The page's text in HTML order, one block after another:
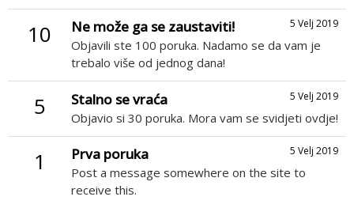
10 5 Velj 2019
Ne može ga se zaustaviti!
Objavili ste 100 poruka. Nadamo se da vam je
trebalo više od jednog dana!
5 5 Velj 2019
Stalno se vraća
Objavio si 30 poruka. Mora vam se svidjeti ovdje!
1 5 Velj 2019
Prva poruka
Post a message somewhere on the site to
receive this.